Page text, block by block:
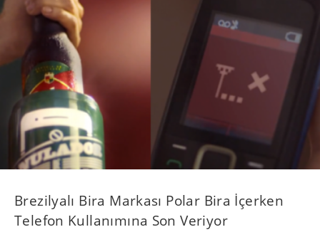
Brezilyalı Bira Markası Polar Bira İçerken
Telefon Kullanımına Son Veriyor